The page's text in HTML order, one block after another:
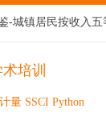
-城镇居民按收入
培训
量 SSCI Python